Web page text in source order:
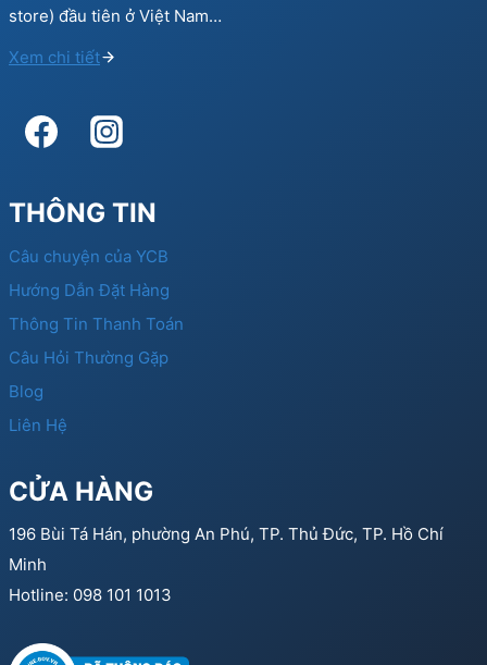
store) đầu tiên ở Việt Nam…
Xem chi tiết
THÔNG TIN
Câu chuyện của YCB
Hướng Dẫn Đặt Hàng
Thông Tin Thanh Toán
Câu Hỏi Thường Gặp
Blog
Liên Hệ
CỬA HÀNG
196 Bùi Tá Hán, phường An Phú, TP. Thủ Đức, TP. Hồ Chí
Minh
Hotline: 098 101 1013